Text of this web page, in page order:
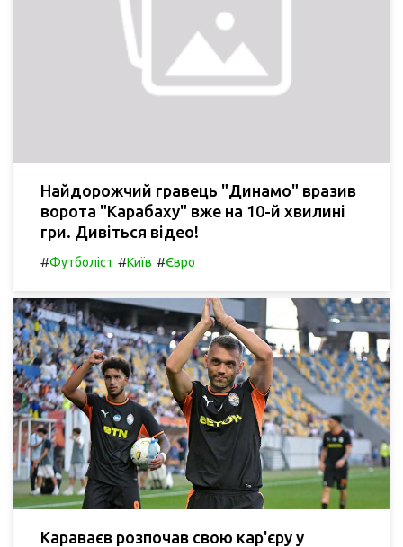
Найдорожчий гравець "Динамо" вразив
ворота "Карабаху" вже на 10-й хвилині
гри. Дивіться відео!
#Футболіст #Київ #Євро
Караваєв розпочав свою кар'єру у